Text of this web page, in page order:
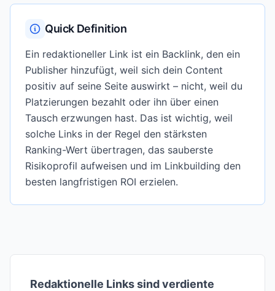
Quick Definition
Ein redaktioneller Link ist ein Backlink, den ein
Publisher hinzufügt, weil sich dein Content
positiv auf seine Seite auswirkt – nicht, weil du
Platzierungen bezahlt oder ihn über einen
Tausch erzwungen hast. Das ist wichtig, weil
solche Links in der Regel den stärksten
Ranking-Wert übertragen, das sauberste
Risikoprofil aufweisen und im Linkbuilding den
besten langfristigen ROI erzielen.
Redaktionelle Links sind verdiente